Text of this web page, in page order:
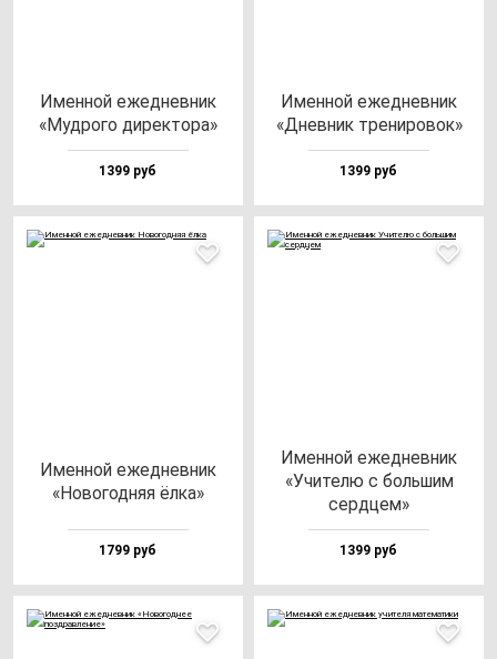
Имен­ной ежед­нев­ник
«Муд­ро­го ди­рек­то­ра»
1399 руб
Имен­ной ежед­нев­ник
«Днев­ник тре­ни­ро­вок»
1399 руб
Имен­ной ежед­нев­ник
«Ново­год­няя ёл­ка»
1799 руб
Имен­ной ежед­нев­ник
«Учи­те­лю с боль­шим
сер­дцем»
1399 руб